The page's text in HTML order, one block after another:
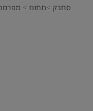
סחבק תחום מפרסם